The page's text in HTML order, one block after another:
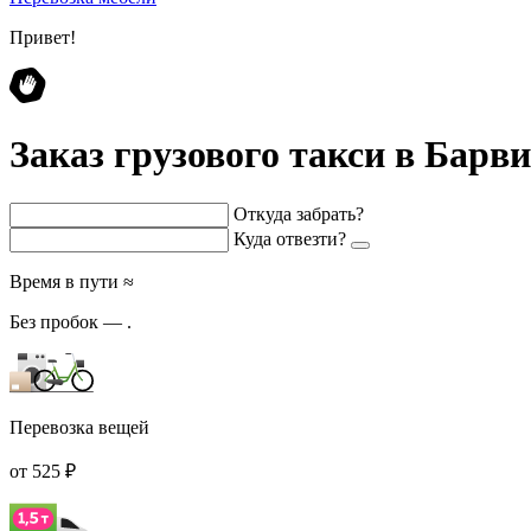
Привет!
Заказ грузового такси в
Откуда забрать?
Куда отвезти?
Время в пути ≈
Без пробок — .
Перевозка вещей
от 525 ₽